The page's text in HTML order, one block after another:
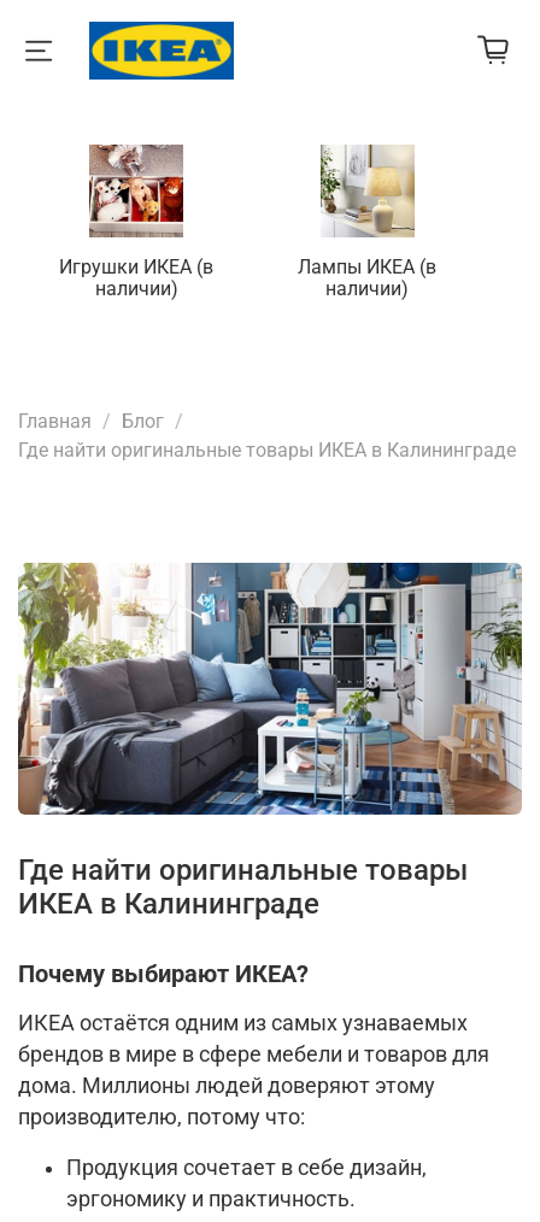
Игрушки ИКЕА (в
наличии)
Лампы ИКЕА (в
наличии)
Главная
Блог
Где найти оригинальные товары ИКЕА в Калининграде
Где найти оригинальные товары
ИКЕА в Калининграде
Почему выбирают ИКЕА?
ИКЕА остаётся одним из самых узнаваемых
брендов в мире в сфере мебели и товаров для
дома. Миллионы людей доверяют этому
производителю, потому что:
Продукция сочетает в себе дизайн,
эргономику и практичность.